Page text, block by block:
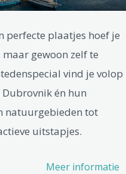
perfecte plaatjes hoef je
gewoon zelf te
vind je volop
én hun
natuurgebieden tot
uitstapjes.
Meer informatie